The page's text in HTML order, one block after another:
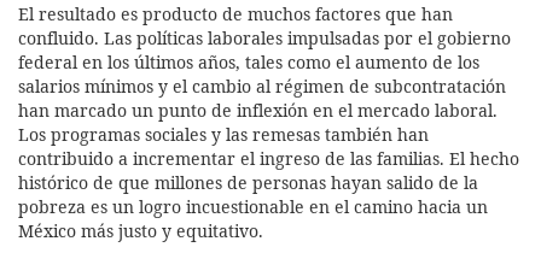
El resultado es producto de muchos factores que han
confluido. Las políticas laborales impulsadas por el gobierno
federal en los últimos años, tales como el aumento de los
salarios mínimos y el cambio al régimen de subcontratación
han marcado un punto de inflexión en el mercado laboral.
Los programas sociales y las remesas también han
contribuido a incrementar el ingreso de las familias. El hecho
histórico de que millones de personas hayan salido de la
pobreza es un logro incuestionable en el camino hacia un
México más justo y equitativo.